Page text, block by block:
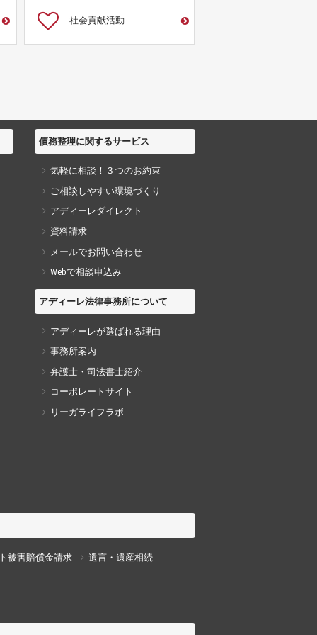
社会貢献活動
債務整理に関するサービス
気軽に相談！３つのお約束
ご相談しやすい環境づくり
アディーレダイレクト
資料請求
メールでお問い合わせ
Webで相談申込み
アディーレ法律事務所について
アディーレが選ばれる理由
事務所案内
弁護士・司法書士紹介
コーポレートサイト
リーガライフラボ
被害賠償金請求 遺言・遺産相続